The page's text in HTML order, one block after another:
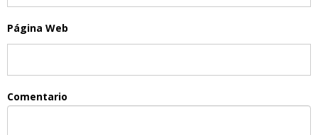
Página Web
Comentario